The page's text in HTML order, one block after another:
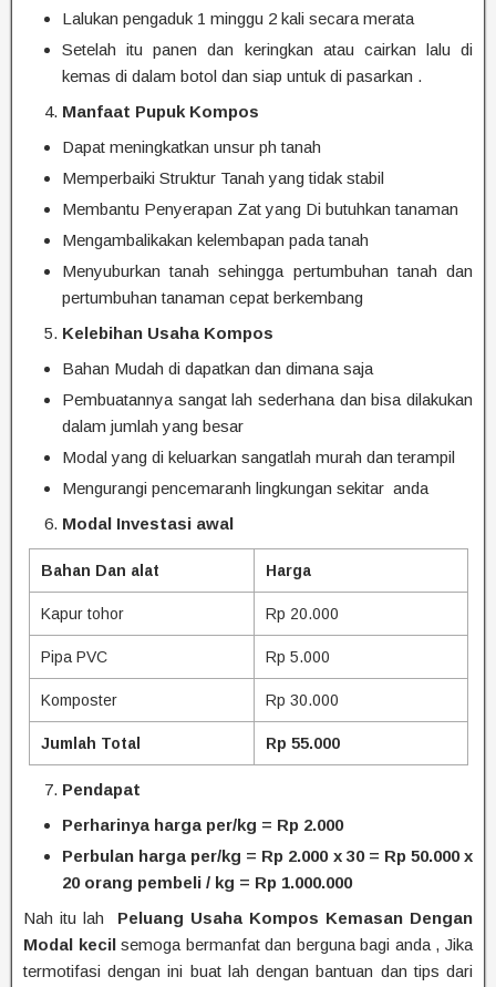
Lalukan pengaduk 1 minggu 2 kali secara merata
Setelah itu panen dan keringkan atau cairkan lalu di
kemas di dalam botol dan siap untuk di pasarkan .
Manfaat Pupuk Kompos
Dapat meningkatkan unsur ph tanah
Memperbaiki Struktur Tanah yang tidak stabil
Membantu Penyerapan Zat yang Di butuhkan tanaman
Mengambalikakan kelembapan pada tanah
Menyuburkan tanah sehingga pertumbuhan tanah dan
pertumbuhan tanaman cepat berkembang
Kelebihan Usaha Kompos
Bahan Mudah di dapatkan dan dimana saja
Pembuatannya sangat lah sederhana dan bisa dilakukan
dalam jumlah yang besar
Modal yang di keluarkan sangatlah murah dan terampil
Mengurangi pencemaranh lingkungan sekitar anda
Modal Investasi awal
Bahan Dan alat Harga
Kapur tohor Rp 20.000
Pipa PVC Rp 5.000
Komposter Rp 30.000
Jumlah Total Rp 55.000
Pendapat
Perharinya harga per/kg = Rp 2.000
Perbulan harga per/kg = Rp 2.000 x 30 = Rp 50.000 x
20 orang pembeli / kg = Rp 1.000.000
Nah itu lah
Peluang Usaha Kompos Kemasan Dengan
Modal kecilsemoga bermanfat dan berguna bagi anda , Jika
termotifasi dengan ini buat lah dengan bantuan dan tips dari